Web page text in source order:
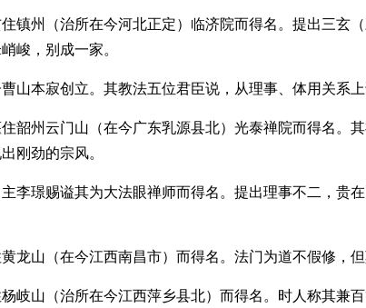
镇州（治所在今河北正定）临济院而得名。提出三玄
峻，别成一家。
山本寂创立。其教法五位君臣说，从理事、体用关系
韶州云门山（在今广东乳源县北）光泰禅院而得名。
刚劲的宗风。
李璟赐谥其为大法眼禅师而得名。提出理事不二，贵
龙山（在今江西南昌市）而得名。法门为道不假修，
岐山（治所在今江西萍乡县北）而得名。时人称其兼